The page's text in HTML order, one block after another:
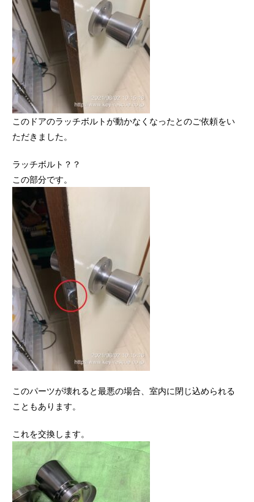
このドアのラッチボルトが動かなくなったとのご依頼をい
ただきました。
ラッチボルト？？
この部分です。
このパーツが壊れると最悪の場合、室内に閉じ込められる
こともあります。
これを交換します。